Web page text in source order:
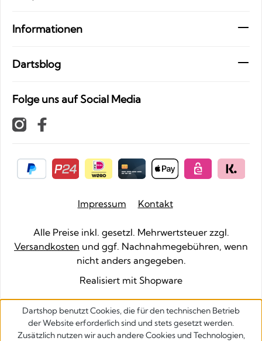
Informationen
Dartsblog
Folge uns auf Social Media
Impressum Kontakt
Alle Preise inkl. gesetzl. Mehrwertsteuer zzgl.
Versandkosten und ggf. Nachnahmegebühren, wenn
nicht anders angegeben.
Realisiert mit Shopware
Dartshop benutzt Cookies, die für den technischen Betrieb
der Website erforderlich sind und stets gesetzt werden.
Zusätzlich nutzen wir auch andere Cookies und Technologien,